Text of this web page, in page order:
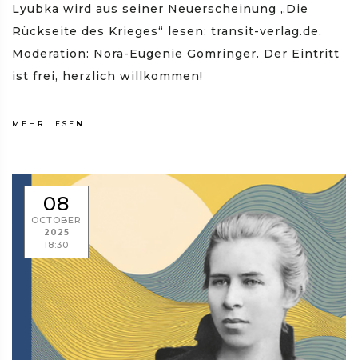
Lyubka wird aus seiner Neuerscheinung „Die
Rückseite des Krieges“ lesen: transit-verlag.de.
Moderation: Nora-Eugenie Gomringer. Der Eintritt
ist frei, herzlich willkommen!
MEHR LESEN...
08
OCTOBER
2025
18:30